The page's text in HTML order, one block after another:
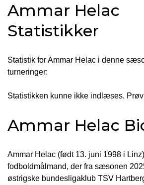
Ammar Helac
Statistikker
Statistik for Ammar Helac i denne
turneringer:
Statistikken kunne ikke indlæses.
Ammar Helac
Ammar Helac (født 13. juni 1998 i
fodboldmålmand, der fra sæsonen
østrigske bundesligaklub TSV